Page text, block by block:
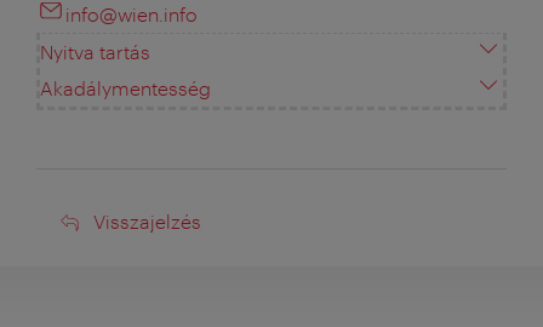
info@wien.info
Nyitva tartás
Akadálymentesség
Visszajelzés
Visszajelzés